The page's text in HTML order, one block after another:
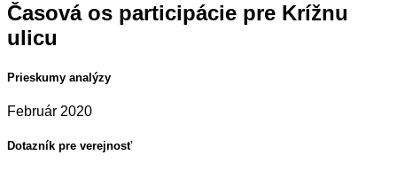
Časová os participácie pre Krížnu
ulicu
Prieskumy analýzy
Február 2020
Dotazník pre verejnosť